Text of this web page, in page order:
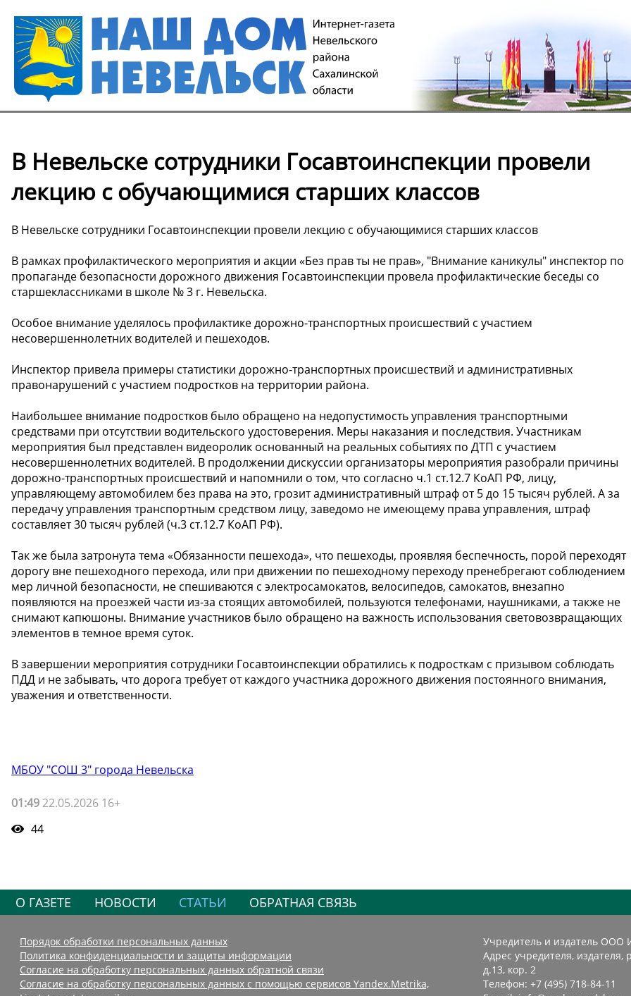
В Невельске сотрудники Госавтоинспекции провели
лекцию с обучающимися старших классов
В Невельске сотрудники Госавтоинспекции провели лекцию с обучающимися старших классов
В рамках профилактического мероприятия и акции «Без прав ты не прав», "Внимание каникулы" инспектор по
пропаганде безопасности дорожного движения Госавтоинспекции провела профилактические беседы со
старшеклассниками в школе № 3 г. Невельска.
Особое внимание уделялось профилактике дорожно-транспортных происшествий с участием
несовершеннолетних водителей и пешеходов.
Инспектор привела примеры статистики дорожно-транспортных происшествий и административных
правонарушений с участием подростков на территории района.
Наибольшее внимание подростков было обращено на недопустимость управления транспортными
средствами при отсутствии водительского удостоверения. Меры наказания и последствия. Участникам
мероприятия был представлен видеоролик основанный на реальных событиях по ДТП с участием
несовершеннолетних водителей. В продолжении дискуссии организаторы мероприятия разобрали причины
дорожно-транспортных происшествий и напомнили о том, что согласно ч.1 ст.12.7 КоАП РФ, лицу,
управляющему автомобилем без права на это, грозит административный штраф от 5 до 15 тысяч рублей. А за
передачу управления транспортным средством лицу, заведомо не имеющему права управления, штраф
составляет 30 тысяч рублей (ч.3 ст.12.7 КоАП РФ).
Так же была затронута тема «Обязанности пешехода», что пешеходы, проявляя беспечность, порой переходят
дорогу вне пешеходного перехода, или при движении по пешеходному переходу пренебрегают соблюдением
мер личной безопасности, не спешиваются с электросамокатов, велосипедов, самокатов, внезапно
появляются на проезжей части из-за стоящих автомобилей, пользуются телефонами, наушниками, а также не
снимают капюшоны. Внимание участников было обращено на важность использования световозвращающих
элементов в темное время суток.
В завершении мероприятия сотрудники Госавтоинспекции обратились к подросткам с призывом соблюдать
ПДД и не забывать, что дорога требует от каждого участника дорожного движения постоянного внимания,
уважения и ответственности.
МБОУ "СОШ 3" города Невельска
01:49 22.05.2026 16+
44
О ГАЗЕТЕ НОВОСТИ СТАТЬИ ОБРАТНАЯ СВЯЗЬ
Порядок обработки персональных данных
Политика конфиденциальности и защиты информации
Согласие на обработку персональных данных обратной связи
Согласие на обработку персональных данных с помощью сервисов Yandex.Metrika,
Учредитель и издатель ООО
Адрес учредителя, издателя,
д.13, кор. 2
Телефон: +7 (495) 718-84-11